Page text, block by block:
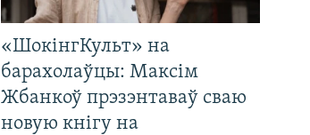
«ШокінгКульт» на
барахолаўцы: Максім
Жбанкоў прэзэнтаваў сваю
новую кнігу на